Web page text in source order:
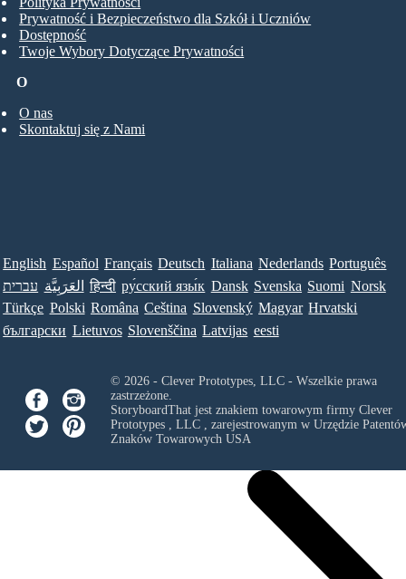
O
O nas
Skontaktuj się z Nami
Prywatność i Bezpieczeństwo dla Szkół i Uczniów
Dostępność
Twoje Wybory Dotyczące Prywatności
English Español Français Deutsch Italiana Nederlands Português
עברית العَرَبِيَّة हिन्दी ру́сский язы́к Dansk Svenska Suomi Norsk
Türkçe Polski Româna Ceština Slovenský Magyar Hrvatski
български Lietuvos Slovenščina Latvijas eesti
© 2026 - Clever Prototypes, LLC - Wszelkie prawa
zastrzeżone.
StoryboardThat jest znakiem towarowym firmy Clever
Prototypes , LLC, zarejestrowanym w Urzędzie
Znaków Towarowych USA